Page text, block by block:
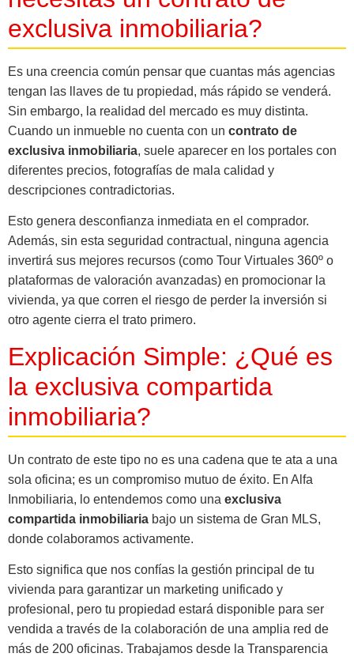
exclusiva inmobiliaria?
Es una creencia común pensar que cuantas más agencias
tengan las llaves de tu propiedad, más rápido se venderá.
Sin embargo, la realidad del mercado es muy distinta.
Cuando un inmueble no cuenta con un contrato de
exclusiva inmobiliaria, suele aparecer en los portales con
diferentes precios, fotografías de mala calidad y
descripciones contradictorias.
Esto genera desconfianza inmediata en el comprador.
Además, sin esta seguridad contractual, ninguna agencia
invertirá sus mejores recursos (como Tour Virtuales 360º o
plataformas de valoración avanzadas) en promocionar la
vivienda, ya que corren el riesgo de perder la inversión si
otro agente cierra el trato primero.
Explicación Simple: ¿Qué es
la exclusiva compartida
inmobiliaria?
Un contrato de este tipo no es una cadena que te ata a una
sola oficina; es un compromiso mutuo de éxito. En Alfa
Inmobiliaria, lo entendemos como una exclusiva
compartida inmobiliaria bajo un sistema de Gran MLS,
donde colaboramos activamente.
Esto significa que nos confías la gestión principal de tu
vivienda para garantizar un marketing unificado y
profesional, pero tu propiedad estará disponible para ser
vendida a través de la colaboración de una amplia red de
más de 200 oficinas. Trabajamos desde la Transparencia